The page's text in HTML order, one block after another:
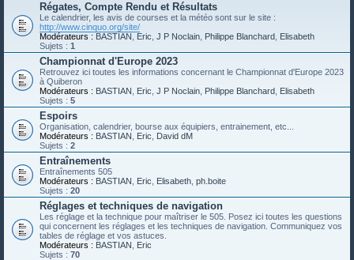
Régates, Compte Rendu et Résultats
Le calendrier, les avis de courses et la météo sont sur le site :
http://www.cinquo.org/site/
Modérateurs : BASTIAN Eric J P Noclain Philippe Blanchard Elisabeth
Sujets : 1
Championnat d'Europe 2023
Retrouvez ici toutes les informations concernant le Championnat d'Europe 2023
à Quiberon
Modérateurs : BASTIAN Eric J P Noclain Philippe Blanchard Elisabeth
Sujets : 5
Espoirs
Organisation, calendrier, bourse aux équipiers, entrainement, etc...
Modérateurs : BASTIAN Eric
David dM
Sujets : 2
Entraînements
Entraînements 505
Modérateurs : BASTIAN Eric Elisabeth ph.boite
Sujets : 20
Réglages et techniques de navigation
Les réglage et la technique pour maîtriser le 505. Posez ici toutes les questions
qui concernent les réglages et les techniques de navigation. Communiquez vos
tables de réglage et vos astuces.
Modérateurs : BASTIAN
Eric
Sujets : 70